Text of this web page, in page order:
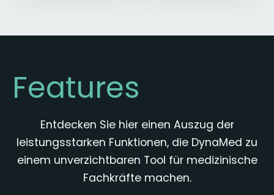
Features
Entdecken Sie hier einen Auszug der
leistungsstarken Funktionen, die DynaMed zu
einem unverzichtbaren Tool für medizinische
Fachkräfte machen.